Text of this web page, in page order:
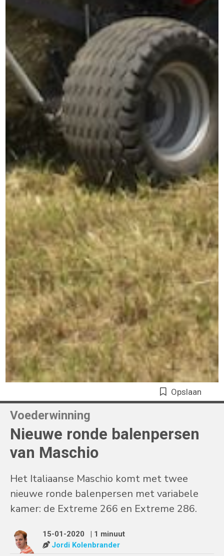
Opslaan
Voederwinning
Nieuwe ronde balenpersen
van Maschio
Het Italiaanse Maschio komt met twee
nieuwe ronde balenpersen met variabele
kamer: de Extreme 266 en Extreme 286.
15-01-2020
| 1 minuut
Jordi Kolenbrander